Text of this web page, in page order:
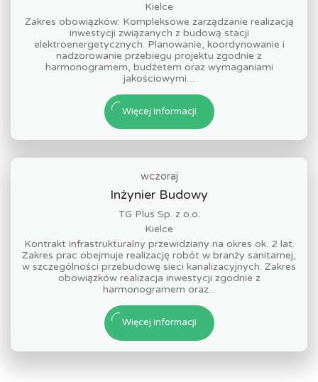
Kielce
Zakres obowiązków: Kompleksowe zarządzanie realizacją
inwestycji związanych z budową stacji
elektroenergetycznych. Planowanie, koordynowanie i
nadzorowanie przebiegu projektu zgodnie z
harmonogramem, budżetem oraz wymaganiami
jakościowymi....
Więcej informacji
wczoraj
Inżynier Budowy
TG Plus Sp. z o.o.
Kielce
Kontrakt infrastrukturalny przewidziany na okres ok. 2 lat.
Zakres prac obejmuje realizację robót w branży sanitarnej,
w szczególności przebudowę sieci kanalizacyjnych. Zakres
obowiązków realizacja inwestycji zgodnie z
harmonogramem oraz...
Więcej informacji